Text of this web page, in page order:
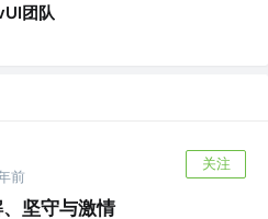
团队
前
关注
坚守与激情